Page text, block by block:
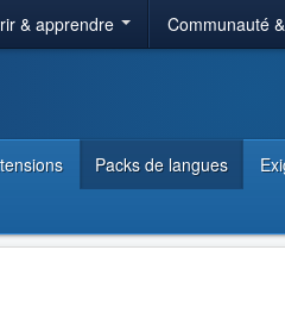
& apprendre Communauté
Packs de langues